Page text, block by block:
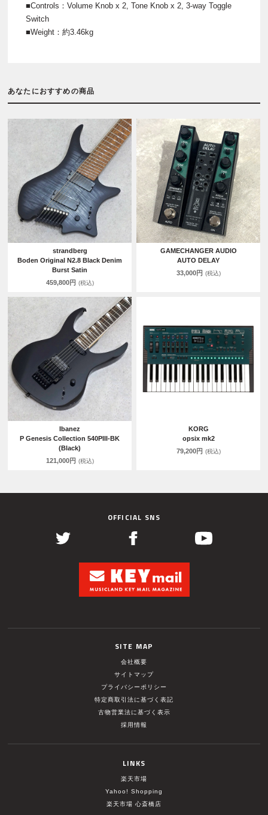
■Controls：Volume Knob x 2, Tone Knob x 2, 3-way Toggle
Switch
■Weight：約3.46kg
あなたにおすすめの商品
strandberg
Boden Original N2.8 Black Denim
Burst Satin
459,800円 (税込)
GAMECHANGER AUDIO
AUTO DELAY
33,000円 (税込)
Ibanez
P Genesis Collection 540PIII-BK
(Black)
121,000円 (税込)
KORG
opsix mk2
79,200円 (税込)
OFFICIAL SNS
SITE MAP
会社概要
サイトマップ
プライバシーポリシー
特定商取引法に基づく表記
古物営業法に基づく表示
採用情報
LINKS
楽天市場
Yahoo! Shopping
楽天市場 心斎橋店